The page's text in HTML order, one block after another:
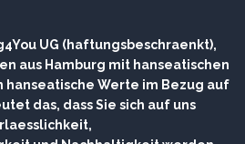
UG (haftungsbeschraenkt),
aus Hamburg mit hanseatischen
hanseatische Werte im Bezug auf
das, dass Sie sich auf uns